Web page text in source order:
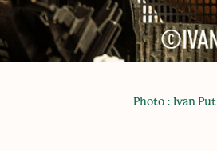
Photo : Ivan Put